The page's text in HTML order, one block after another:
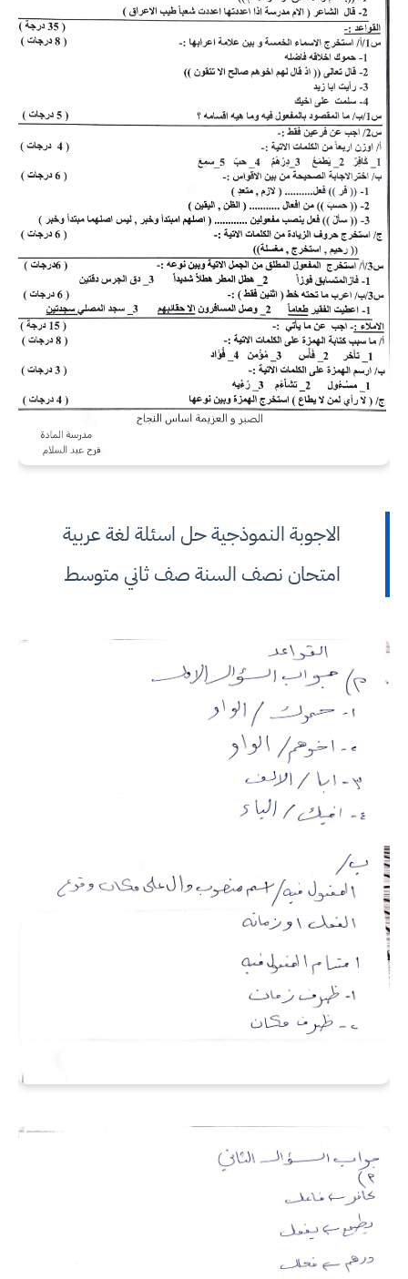
الاجوبة النموذجية حل اسئلة لغة عربية
امتحان نصف السنة صف ثاني متوسط